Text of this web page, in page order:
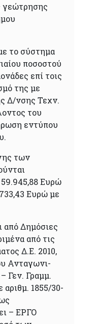
γεώτρησης
το σύστημα
ποσοστού
επί τοις
της με
Δ/νσης Τεχν.
του
εντύπου
των
Ευρώ
Ευρώ με
από Δημόσιες
από τις
Δ.Ε. 2010,
Ανταγωνι-
Γεν. Γραμμ.
1855/30-
– ΕΡΓΟ